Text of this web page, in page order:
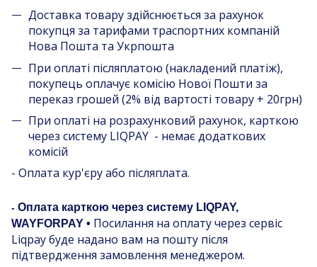
Доставка товару здійснюється за рахунок
покупця за тарифами траспортних компаній
Нова Пошта та Укрпошта
При оплаті післяплатою (накладений платіж),
покупець оплачує комісію Нової Пошти за
переказ грошей (2% від вартості товару + 20грн)
При оплаті на розрахунковий рахунок, карткою
через систему LIQPAY - немає додаткових
комісій
- Оплата кур'єру або післяплата.
- Оплата карткою через систему LIQPAY,
WAYFORPAY • Посилання на оплату через сервіс
Liqpay буде надано вам на пошту після
підтвердження замовлення менеджером.